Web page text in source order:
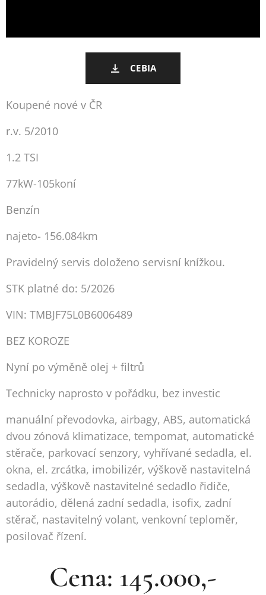
CEBIA
Koupené nové v ČR
r.v. 5/2010
1.2 TSI
77kW-105koní
Benzín
najeto- 156.084km
Pravidelný servis doloženo servisní knížkou.
STK platné do: 5/2026
VIN: TMBJF75L0B6006489
BEZ KOROZE
Nyní po výměně olej + filtrů
Technicky naprosto v pořádku, bez investic
manuální převodovka, airbagy, ABS, automatická
dvou zónová klimatizace, tempomat, automatické
stěrače, parkovací senzory, vyhřívané sedadla, el.
okna, el. zrcátka, imobilizér, výškově nastavitelná
sedadla, výškově nastavitelné sedadlo řidiče,
autorádio, dělená zadní sedadla, isofix, zadní
stěrač, nastavitelný volant, venkovní teploměr,
posilovač řízení.
Cena: 145.000,-